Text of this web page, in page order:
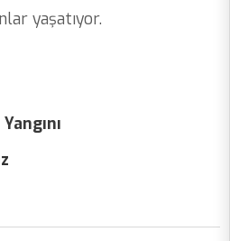
yaşatıyor.